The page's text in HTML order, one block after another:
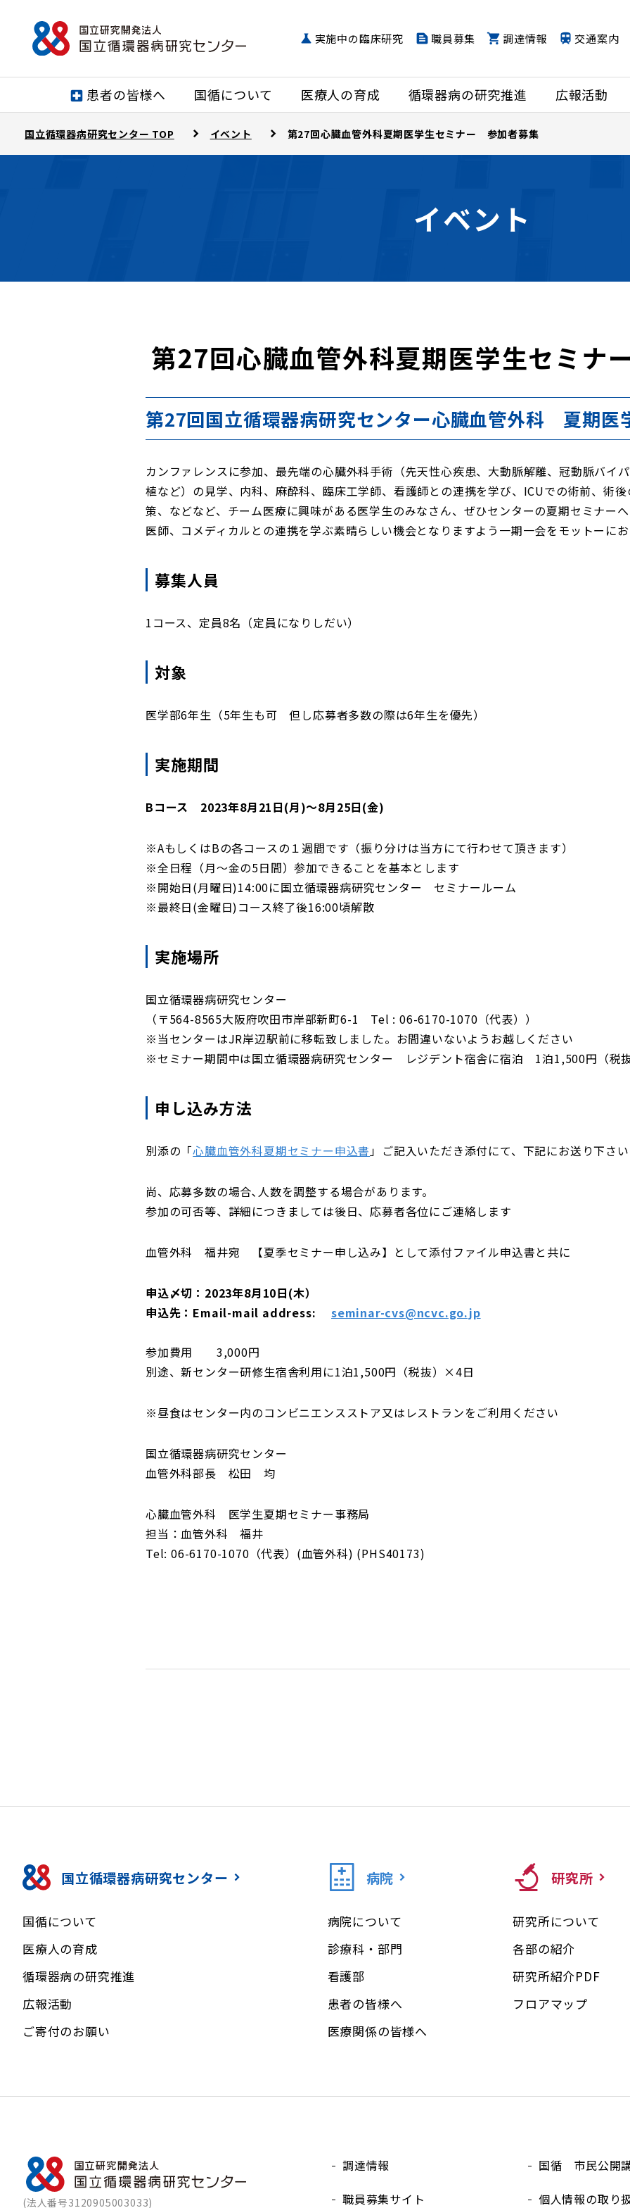
患者の皆様へ 国循について 医療人の育成 循環器病の研究推進 広報活動
実施中の臨床研究 職員募集 調達情報 交通案内
国立循環器病研究センター TOP イベント 第27回心臓血管外科夏期医学生セミナー 参加者募集
イベント
第27回心臓血管外科夏期医学生セミ
第27回国立循環器病研究センター心臓血管外科 夏期医
カンファレンスに参加、最先端の心臓外科手術（先天性心疾患、大動脈解離、冠動脈バイ
植など）の見学、内科、麻酔科、臨床工学師、看護師との連携を学び、ICUでの術前、術
策、などなど、チーム医療に興味がある医学生のみなさん、ぜひセンターの夏期セミナー
医師、コメディカルとの連携を学ぶ素晴らしい機会となりますよう一期一会をモットーに
募集人員
1コース、定員8名（定員になりしだい）
対象
医学部6年生（5年生も可 但し応募者多数の際は6年生を優先）
実施期間
Bコース 2023年8月21日(月)～8月25日(金)
※AもしくはBの各コースの１週間です（振り分けは当方にて行わせて頂きます）
※全日程（月～金の5日間）参加できることを基本とします
※開始日(月曜日)14:00に国立循環器病研究センター セミナールーム
※最終日(金曜日)コース終了後16:00頃解散
実施場所
国立循環器病研究センター
（〒564-8565大阪府吹田市岸部新町6-1 Tel : 06-6170-1070（代表））
※当センターはJR岸辺駅前に移転致しました。お間違いないようお越しください
※セミナー期間中は国立循環器病研究センター レジデント宿舎に宿泊 1泊1,500円（税
申し込み方法
別添の「心臓血管外科夏期セミナー申込書」ご記入いただき添付にて、下記にお送り下さい
尚、応募多数の場合､人数を調整する場合があります。
参加の可否等、詳細につきましては後日、応募者各位にご連絡します
血管外科 福井宛 【夏季セミナー申し込み】として添付ファイル申込書と共に
申込〆切：2023年8月10日(木）
申込先：Email-mail address:seminar-cvs@ncvc.go.jp
参加費用 3,000円
別途、新センター研修生宿舎利用に1泊1,500円（税抜）×4日
※昼食はセンター内のコンビニエンスストア又はレストランをご利用ください
国立循環器病研究センター
血管外科部長 松田 均
心臓血管外科 医学生夏期セミナー事務局
担当：血管外科 福井
Tel: 06-6170-1070（代表）(血管外科) (PHS40173)
国立循環器病研究センター
国循について
医療人の育成
循環器病の研究推進
広報活動
ご寄付のお願い
病院
病院について
診療科・部門
看護部
患者の皆様へ
医療関係の皆様へ
研究所
研究所について
各部の紹介
研究所紹介PDF
フロアマップ
(法人番号3120905003033)
調達情報
国循 市民公開
職員募集サイト
個人情報の取り